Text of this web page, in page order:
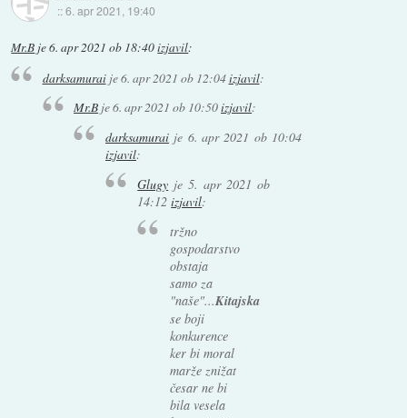
::6. apr 2021, 19:40
Mr.B je6. apr 2021 ob 18:40izjavil:
darksamuraije6. apr 2021 ob 12:04izjavil:
Mr.B je6. apr 2021 ob 10:50izjavil:
darksamuraije 6. apr 2021 ob 10:04
izjavil:
Glugy je5. apr 2021 ob
14:12 izjavil:
tržno
gospodarstvo
obstaja
samo za
"naše"...Kitajska
se boji
konkurence
ker bi moral
marže znižat
česar ne bi
bila vesela